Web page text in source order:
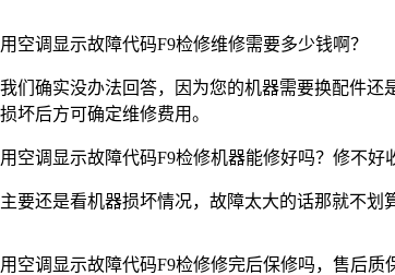
空调显示故障代码F9检修维修需要多少钱啊？
们确实没办法回答，因为您的机器需要换配件
坏后方可确定维修费用。
空调显示故障代码F9检修机器能修好吗？修不好
要还是看机器损坏情况，故障太大的话那就不
空调显示故障代码F9检修修完后保修吗，售后质